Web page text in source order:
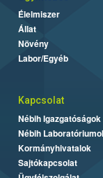
Élelmiszer
Állat
Növény
Labor/Egyéb
Kapcsolat
Nébih Igazgatóságok
Nébih
Kormányhivatalok
Sajtókapcsolat